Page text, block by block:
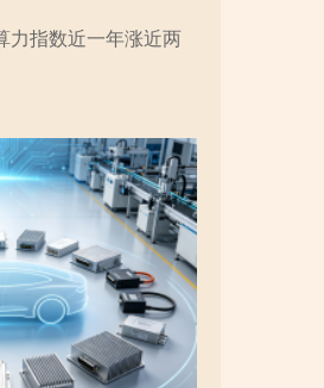
力指数近一年涨近两